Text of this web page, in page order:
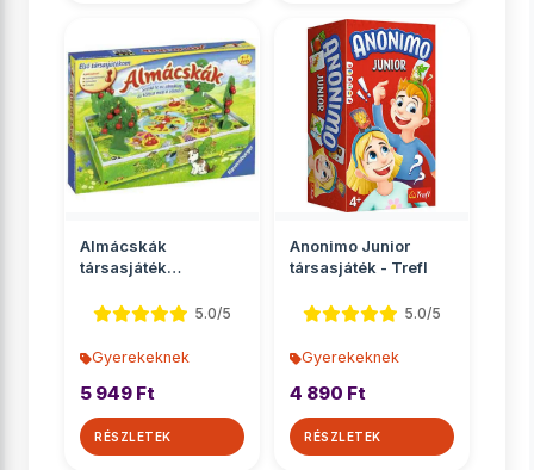
Almácskák
társasjáték
Ravensburger 5.0/5
Gyerekeknek
5 949 Ft
RÉSZLETEK
Anonimo Junior
társasjáték - Trefl
5.0/5
Gyerekeknek
4 890 Ft
RÉSZLETEK